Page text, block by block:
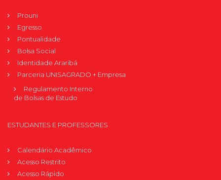
Prouni
Egresso
Pontualidade
Bolsa Social
Identidade Araribá
Parceria UNISAGRADO + Empresa
Regulamento Interno
de Bolsas de Estudo
ESTUDANTES E PROFESSORES
Calendário Acadêmico
Acesso Restrito
Acesso Rápido